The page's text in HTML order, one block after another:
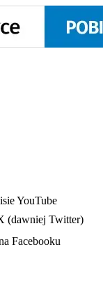
YouTube
(dawniej Twitter)
Facebooku